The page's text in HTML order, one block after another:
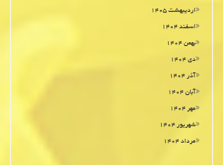
اردیبهشت ۱۴۰۵
اسفند ۱۴۰۴
بهمن ۱۴۰۴
دی ۱۴۰۴
آذر ۱۴۰۴
آبان ۱۴۰۴
مهر ۱۴۰۴
شهریور ۱۴۰۴
مرداد ۱۴۰۴